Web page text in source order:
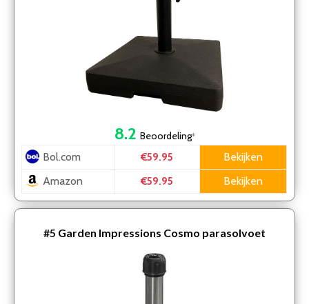
8.2 Beoordeling*
Bol.com €59.95
Bekijken
Amazon
€59.95 Bekijken
#5 Garden Impressions Cosmo parasolvoet